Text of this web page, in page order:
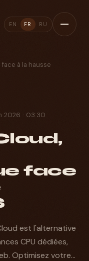
EN FR RU
à la hausse
2026 · 03:30
face
est l'alternative
CPU dédiées,
Optimisez votre...